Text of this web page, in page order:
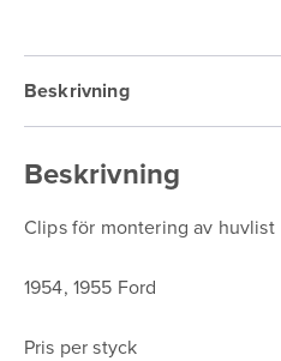
Beskrivning
Beskrivning
Clips för montering av huvlist
1954, 1955 Ford
Pris per styck